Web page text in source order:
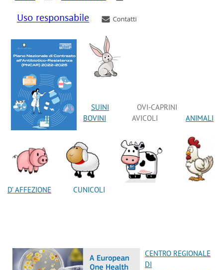
SUINI OVI-CAPRINI
BOVINI AVICOLI ANIMALI
D’ AFFEZIONE CUNICOLI
CENTRO REGIONALE
DI